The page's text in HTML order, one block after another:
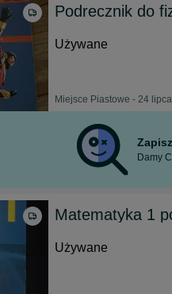
Podrecznik do
Używane
Miejsce Piastowe - 24
Damy
Matematyka 1
Używane